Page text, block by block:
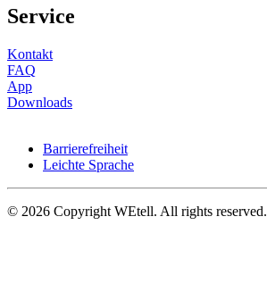
Service
Kontakt
FAQ
App
Downloads
Barrierefreiheit
Leichte Sprache
© 2026 Copyright WEtell. All rights reserved.